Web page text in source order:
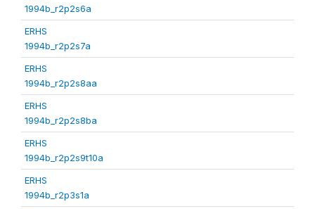
1994b_r2p2s6a
ERHS
1994b_r2p2s7a
ERHS
1994b_r2p2s8aa
ERHS
1994b_r2p2s8ba
ERHS
1994b_r2p2s9t10a
ERHS
1994b_r2p3s1a